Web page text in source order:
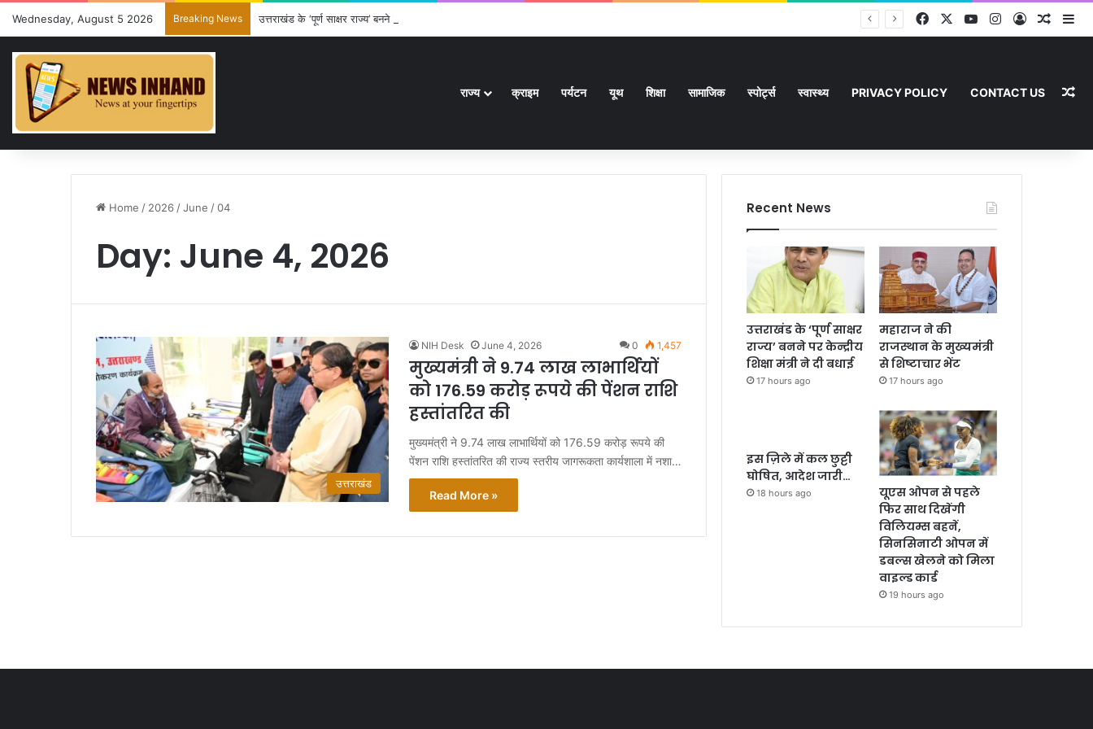
Wednesday, August 5 2026 Breaking News उत्तराखंड के ‘पूर्ण साक्षर राज्य’ बनने पर केन्द्रीय शिक्षा मंत्री ने दी बधाई FacebookYouTubeInstagram
Log In
राज्य क्राइम पर्यटन यूथ शिक्षा सामाजिक स्पोर्ट्स स्वास्थ्य PRIVACY POLICY CONTACT US
Home / 2026 /June /04
Day: June 4, 2026
उत्तराखंड
NIH Desk June 4, 2026 0 1,457
मुख्यमंत्री ने 9.74 लाख लाभार्थियों
को 176.59 करोड़ रूपये की पेंशन राशि
हस्तांतरित की
मुख्यमंत्री ने 9.74 लाख लाभार्थियों को 176.59 करोड़ रूपये की
पेंशन राशि हस्तांतरित की राज्य स्तरीय जागरूकता कार्यशाला में नशा…
Read More »
Recent News
उत्तराखंड के ‘पूर्ण साक्षर
राज्य’ बनने पर केन्द्रीय
शिक्षा मंत्री ने दी बधाई
17 hours ago
महाराज ने की
राजस्थान के मुख्यमंत्री
से शिष्टाचार भेंट
17 hours ago
इस ज़िले में कल छुट्टी
घोषित, आदेश जारी…
18 hours ago
यूएस ओपन से पहले
फिर साथ दिखेंगी
विलियम्स बहनें,
सिनसिनाटी ओपन में
डबल्स खेलने को मिला
वाइल्ड कार्ड
19 hours ago